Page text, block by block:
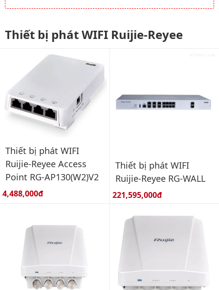
Thiết bị phát WIFI Ruijie-Reyee
Thiết bị phát WIFI
Ruijie-Reyee Access
Point RG-AP130(W2)V2
Giá bán:
4,488,000đ
Thiết bị phát WIFI
Ruijie-Reyee RG-WALL
Giá bán:
221,595,000đ